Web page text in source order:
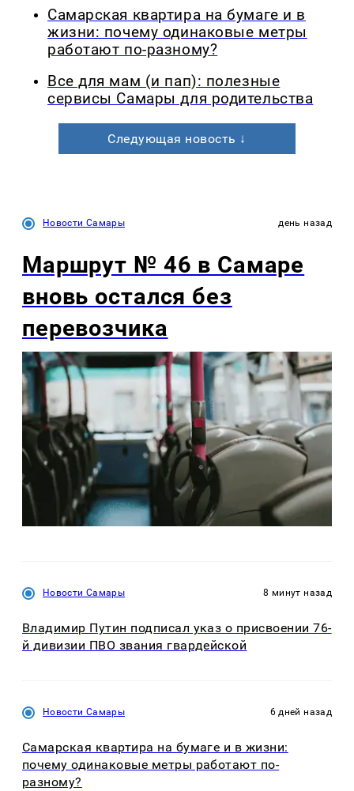
Самарская квартира на бумаге и в
жизни: почему одинаковые метры
работают по-разному?
Все для мам (и пап): полезные
сервисы Самары для родительства
Следующая новость ↓
Новости Самары день назад
Маршрут № 46 в Самаре
вновь остался без
перевозчика
Новости Самары 8 минут назад
Владимир Путин подписал указ о присвоении 76-
й дивизии ПВО звания гвардейской
Новости Самары 6 дней назад
Самарская квартира на бумаге и в жизни:
почему одинаковые метры работают по-
разному?